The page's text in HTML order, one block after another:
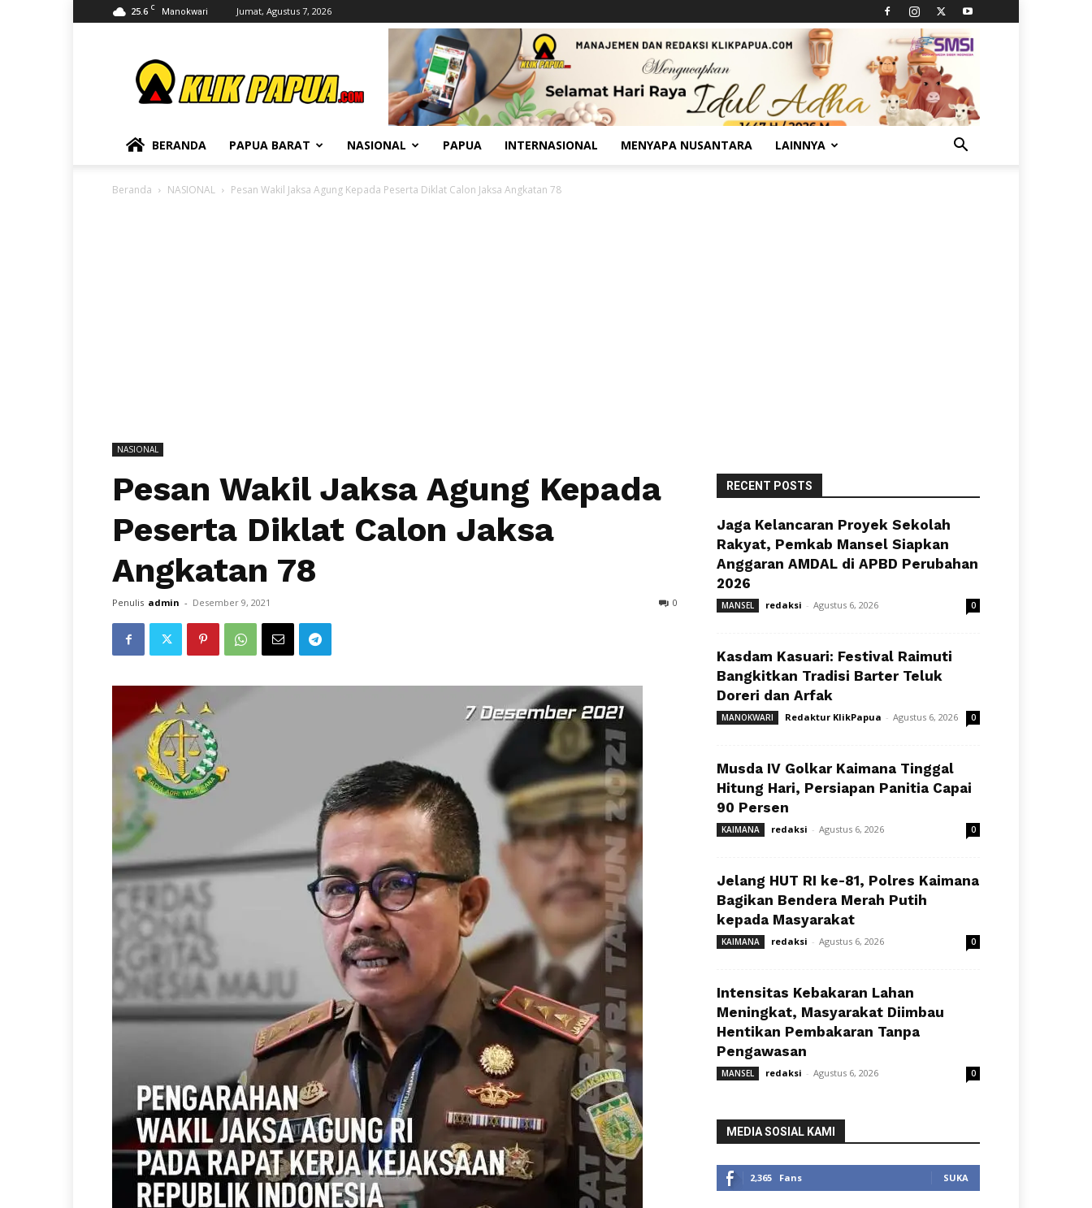
25.6 C Manokwari Jumat, Agustus 7, 2026
BERANDA PAPUA BARAT NASIONAL PAPUA INTERNASIONAL MENYAPA NUSANTARA LAINNYA
Beranda NASIONAL Pesan Wakil Jaksa Agung Kepada Peserta Diklat Calon Jaksa Angkatan 78
NASIONAL
Pesan Wakil Jaksa Agung Kepada
Peserta Diklat Calon Jaksa
Angkatan 78
Penulis admin - Desember 9, 2021 0
RECENT POSTS
Jaga Kelancaran Proyek Sekolah
Rakyat, Pemkab Mansel Siapkan
Anggaran AMDAL di APBD Perubahan
2026
MANSEL redaksi - Agustus 6, 2026 0
Kasdam Kasuari: Festival Raimuti
Bangkitkan Tradisi Barter Teluk
Doreri dan Arfak
MANOKWARI Redaktur KlikPapua - Agustus 6, 2026 0
Musda IV Golkar Kaimana Tinggal
Hitung Hari, Persiapan Panitia Capai
90 Persen
KAIMANA redaksi - Agustus 6, 2026 0
Jelang HUT RI ke-81, Polres Kaimana
Bagikan Bendera Merah Putih
kepada Masyarakat
KAIMANA redaksi - Agustus 6, 2026 0
Intensitas Kebakaran Lahan
Meningkat, Masyarakat Diimbau
Hentikan Pembakaran Tanpa
Pengawasan
MANSEL redaksi - Agustus 6, 2026 0
MEDIA SOSIAL KAMI
2,365 Fans SUKA